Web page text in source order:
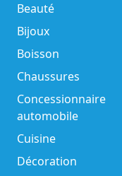
Beauté
Bijoux
Boisson
Chaussures
Concessionnaire
automobile
Cuisine
Décoration